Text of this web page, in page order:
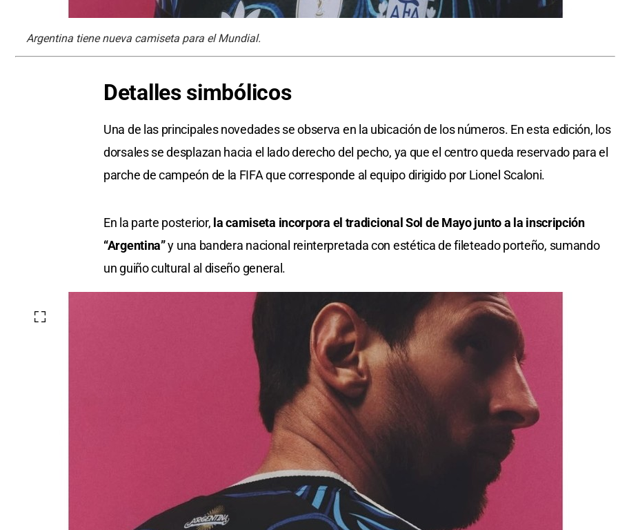
Argentina tiene nueva camiseta para el Mundial.
Detalles simbólicos
Una de las principales novedades se observa en la ubicación de los números. En esta edición, los
dorsales se desplazan hacia el lado derecho del pecho, ya que el centro queda reservado para el
parche de campeón de la FIFA que corresponde al equipo dirigido por Lionel Scaloni.
En la parte posterior, la camiseta incorpora el tradicional Sol de Mayo junto a la inscripción
“Argentina”y una bandera nacional reinterpretada con estética de fileteado porteño, sumando
un guiño cultural al diseño general.